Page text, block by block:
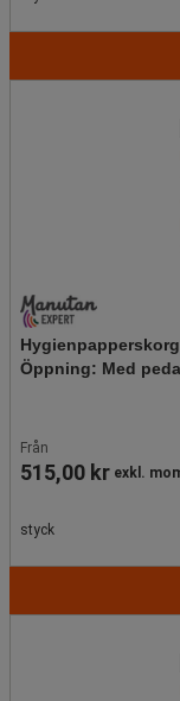
Öppning: Med
Från
515,00 kr exkl.
styck